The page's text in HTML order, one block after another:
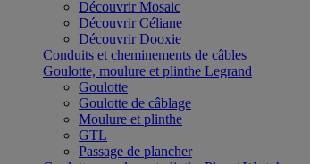
Découvrir Mosaic
Découvrir Céliane
Découvrir Dooxie
Conduits et cheminements de câbles
Goulotte, moulure et plinthe Legrand
Goulotte
Goulotte de câblage
Moulure et plinthe
GTL
Passage de plancher